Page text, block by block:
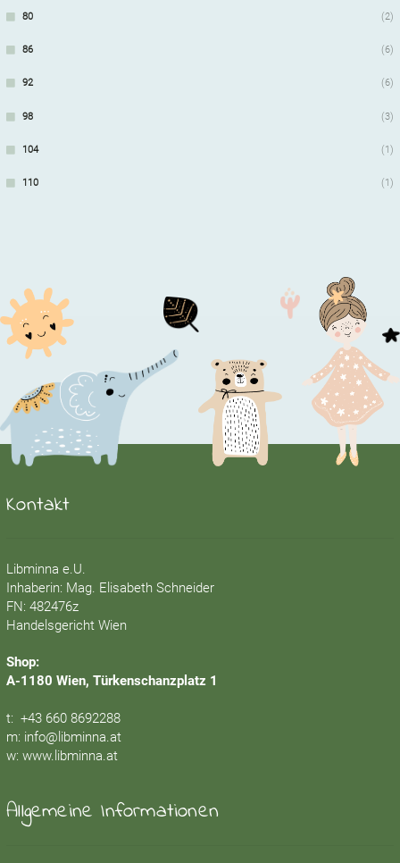
80 (2)
86 (6)
92 (6)
98 (3)
104 (1)
110 (1)
Kontakt
Libminna e.U.
Inhaberin: Mag. Elisabeth Schneider
FN: 482476z
Handelsgericht Wien
Shop:
A-1180 Wien, Türkenschanzplatz 1
t:+43 660 8692288
m: info@libminna.at
w:www.libminna.at
Allgemeine Informationen